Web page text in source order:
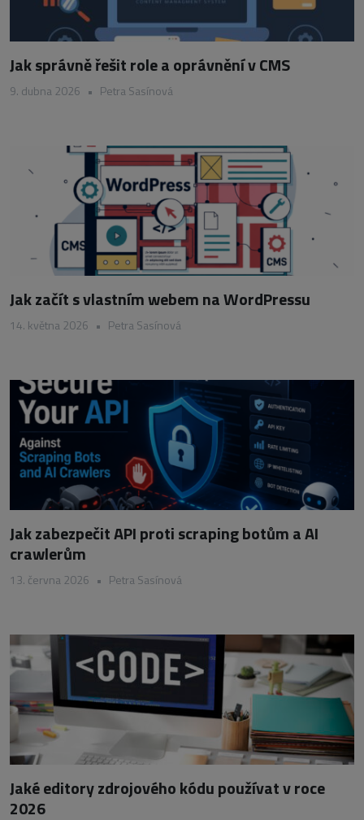
Jak správně řešit role a oprávnění v CMS
9. dubna 2026 • Petra Sasínová
Jak začít s vlastním webem na WordPressu
14. května 2026 • Petra Sasínová
Jak zabezpečit API proti scraping botům a AI
crawlerům
13. června 2026 • Petra Sasínová
Jaké editory zdrojového kódu používat v roce
2026